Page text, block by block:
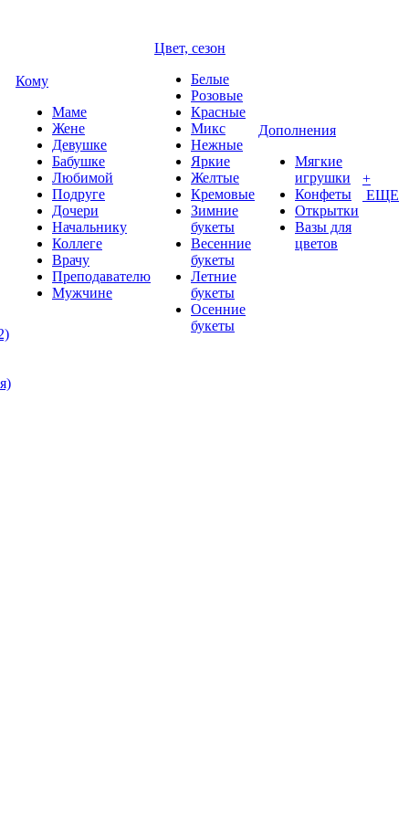
Кому
Маме
Жене
Девушке
Бабушке
Любимой
Подруге
Дочери
Начальнику
Коллеге
Врачу
Преподавателю
Мужчине
Цвет, сезон
Белые
Розовые
Красные
Микс
Нежные
Яркие
Желтые
Кремовые
Зимние
букеты
Весенние
букеты
Летние
букеты
Осенние
букеты
Дополнения
Мягкие
игрушки
Конфеты
Открытки
Вазы для
цветов
+
ЕЩЕ